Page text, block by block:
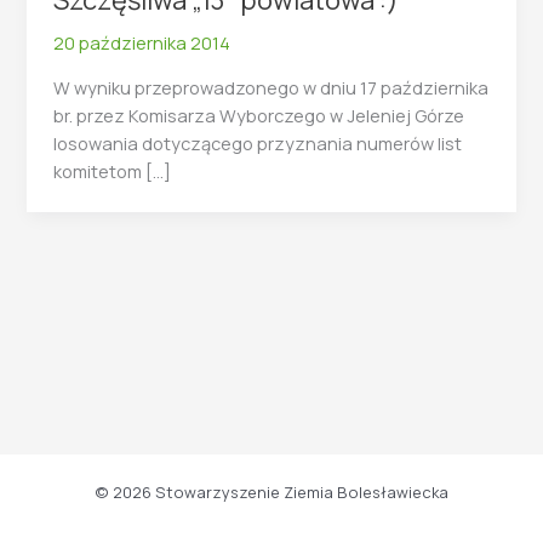
20 października 2014
W wyniku przeprowadzonego w dniu 17 października
br. przez Komisarza Wyborczego w Jeleniej Górze
losowania dotyczącego przyznania numerów list
komitetom […]
© 2026 Stowarzyszenie Ziemia Bolesławiecka